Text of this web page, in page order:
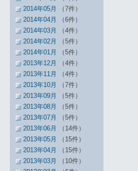
2014年05月
（7件）
2014年04月
（6件）
2014年03月
（4件）
2014年02月
（5件）
2014年01月
（5件）
2013年12月
（4件）
2013年11月
（4件）
2013年10月
（7件）
2013年09月
（5件）
2013年08月
（5件）
2013年07月
（5件）
2013年06月
（14件）
2013年05月
（15件）
2013年04月
（15件）
2013年03月
（10件）